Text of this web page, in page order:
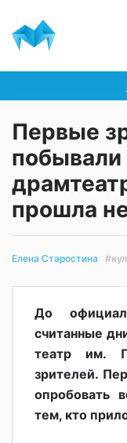
Первые
побывали
прошла
Елена Старостина
До
считанные
театр им.
зрителей.
опробовать
тем, кто